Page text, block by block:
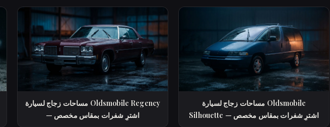
مساحات زجاج لسيارة Oldsmobile Regency
— اشترِ شفرات بمقاس مخصص
مساحات زجاج لسيارة Oldsmobile
Silhouette — اشترِ شفرات بمقاس مخصص